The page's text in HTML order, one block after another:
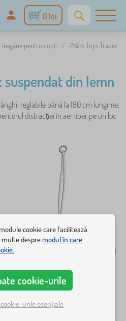
0 lei
leagăne pentru copii / 2Kids Toys Trapez
suspendat din lemn
reglabile până la 180 cm lungime.
distracției în aer liber pe un loc
cookie care facilitează
multe despremodul în care
cookie-urile
urile esențiale